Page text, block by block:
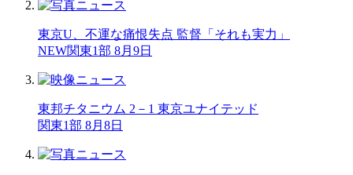
東京U、不運な痛恨失点 監督「それも実力」
NEW関東1部 8月9日
東邦チタニウム 2－1 東京ユナイテッド
関東1部 8月8日